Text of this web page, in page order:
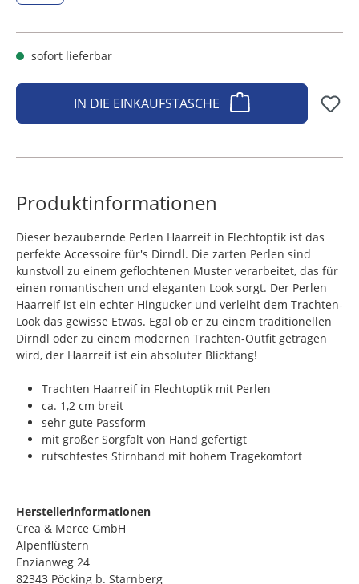
sofort lieferbar
IN DIE EINKAUFSTASCHE
Produktinformationen
Dieser bezaubernde Perlen Haarreif in Flechtoptik ist das
perfekte Accessoire für's Dirndl. Die zarten Perlen sind
kunstvoll zu einem geflochtenen Muster verarbeitet, das für
einen romantischen und eleganten Look sorgt. Der Perlen
Haarreif ist ein echter Hingucker und verleiht dem Trachten-
Look das gewisse Etwas. Egal ob er zu einem traditionellen
Dirndl oder zu einem modernen Trachten-Outfit getragen
wird, der Haarreif ist ein absoluter Blickfang!
Trachten Haarreif in Flechtoptik mit Perlen
ca. 1,2 cm breit
sehr gute Passform
mit großer Sorgfalt von Hand gefertigt
rutschfestes Stirnband mit hohem Tragekomfort
Herstellerinformationen
Crea & Merce GmbH
Alpenflüstern
Enzianweg 24
82343 Pöcking b. Starnberg